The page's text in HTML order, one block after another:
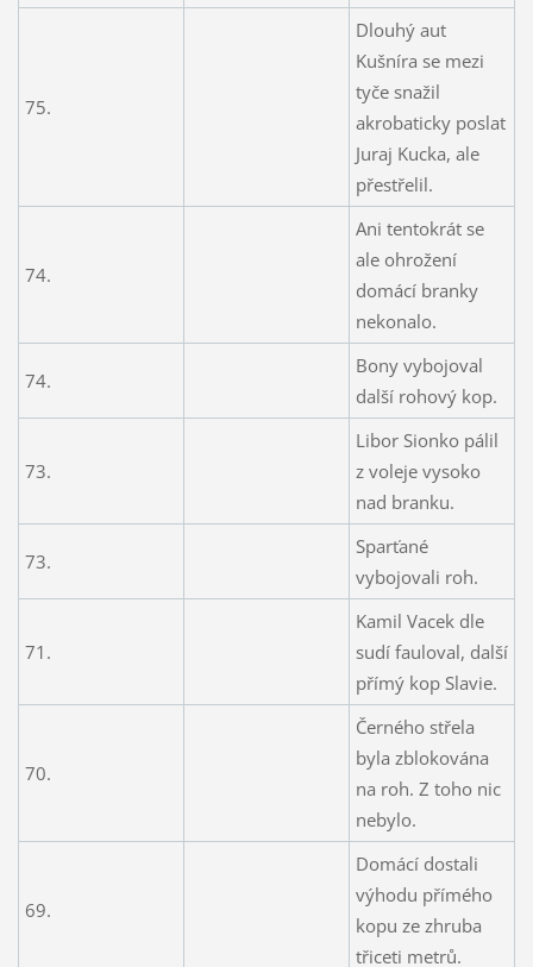
75.
Dlouhý aut
Kušníra se mezi
tyče snažil
akrobaticky poslat
Juraj Kucka, ale
přestřelil.
74.
Ani tentokrát se
ale ohrožení
domácí branky
nekonalo.
74.
Bony vybojoval
další rohový kop.
73.
Libor Sionko pálil
z voleje vysoko
nad branku.
73.
Sparťané
vybojovali roh.
71.
Kamil Vacek dle
sudí fauloval, další
přímý kop Slavie.
70.
Černého střela
byla zblokována
na roh. Z toho nic
nebylo.
69.
Domácí dostali
výhodu přímého
kopu ze zhruba
třiceti metrů.